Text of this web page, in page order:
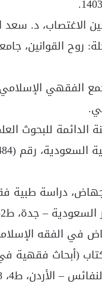
الاغتصاب، د.
الفقهي
الدائمة للبحوث
دراسة طبية
– جدة، ط2- 1407
في الفقه
(أبحاث فقهية
– الأردن، ط4، 1428هـ